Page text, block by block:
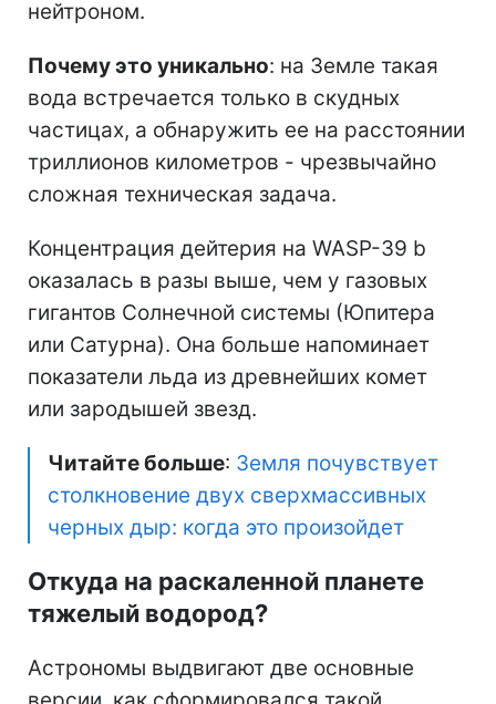
нейтроном.
Почему это уникально: на Земле такая
вода встречается только в скудных
частицах, а обнаружить ее на расстоянии
триллионов километров - чрезвычайно
сложная техническая задача.
Концентрация дейтерия на WASP-39 b
оказалась в разы выше, чем у газовых
гигантов Солнечной системы (Юпитера
или Сатурна). Она больше напоминает
показатели льда из древнейших комет
или зародышей звезд.
Читайте больше: Земля почувствует
столкновение двух сверхмассивных
черных дыр: когда это произойдет
Откуда на раскаленной планете
тяжелый водород?
Астрономы выдвигают две основные